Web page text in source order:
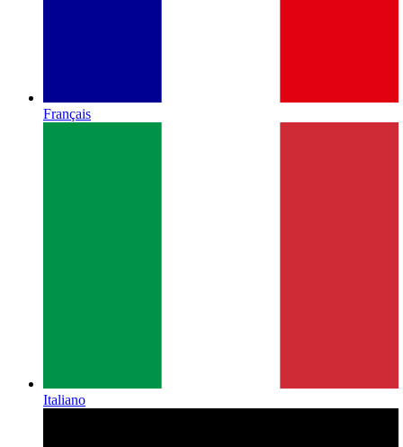
Français
Italiano